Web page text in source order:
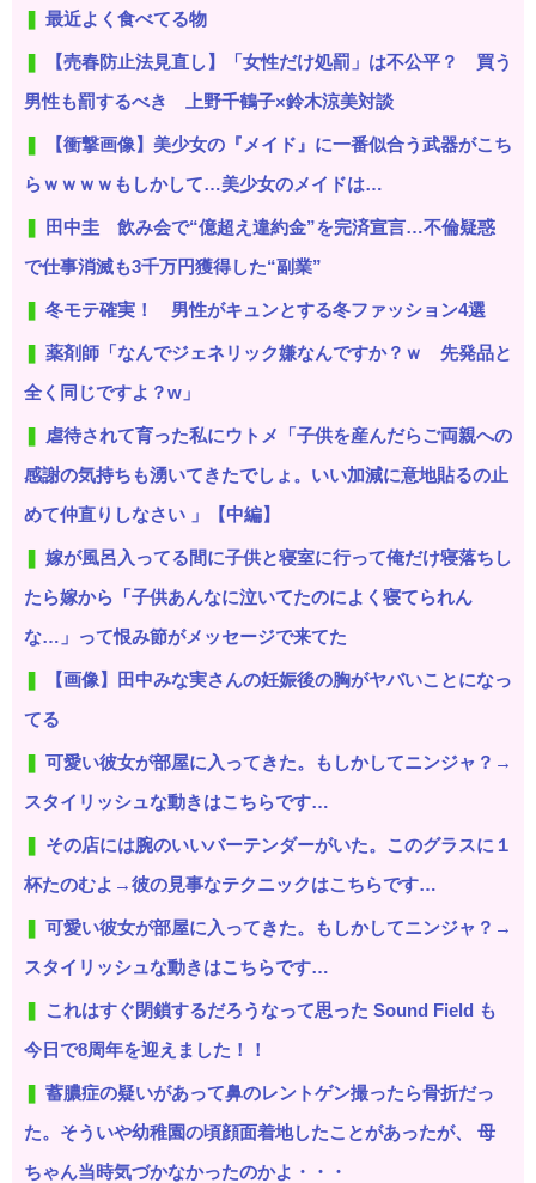
最近よく食べてる物
【売春防止法見直し】「女性だけ処罰」は不公平？ 買う
男性も罰するべき 上野千鶴子×鈴木涼美対談
【衝撃画像】美少女の『メイド』に一番似合う武器がこち
らｗｗｗｗもしかして…美少女のメイドは…
田中圭 飲み会で“億超え違約金”を完済宣言…不倫疑惑
で仕事消滅も3千万円獲得した“副業”
冬モテ確実！ 男性がキュンとする冬ファッション4選
薬剤師「なんでジェネリック嫌なんですか？ｗ 先発品と
全く同じですよ？w」
虐待されて育った私にウトメ「子供を産んだらご両親への
感謝の気持ちも湧いてきたでしょ。いい加減に意地貼るの止
めて仲直りしなさい 」【中編】
嫁が風呂入ってる間に子供と寝室に行って俺だけ寝落ちし
たら嫁から「子供あんなに泣いてたのによく寝てられん
な…」って恨み節がメッセージで来てた
【画像】田中みな実さんの妊娠後の胸がヤバいことになっ
てる
可愛い彼女が部屋に入ってきた。もしかしてニンジャ？→
スタイリッシュな動きはこちらです…
その店には腕のいいバーテンダーがいた。このグラスに１
杯たのむよ→彼の見事なテクニックはこちらです…
可愛い彼女が部屋に入ってきた。もしかしてニンジャ？→
スタイリッシュな動きはこちらです…
これはすぐ閉鎖するだろうなって思った Sound Field も
今日で8周年を迎えました！！
蓄膿症の疑いがあって鼻のレントゲン撮ったら骨折だっ
た。そういや幼稚園の頃顔面着地したことがあったが、 母
ちゃん当時気づかなかったのかよ・・・